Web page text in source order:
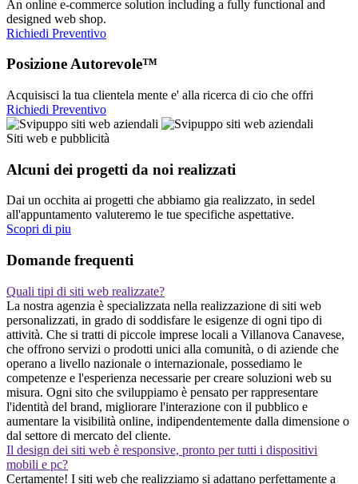
An online e-commerce solution including a fully functional and
designed web shop.
Richiedi Preventivo
Posizione Autorevole™
Acquisisci la tua clientela mente e' alla ricerca di cio che offri
Richiedi Preventivo
Siti web e pubblicità
Alcuni dei progetti da noi realizzati
Dai un occhita ai progetti che abbiamo gia realizzato, in sedel
all'appuntamento valuteremo le tue specifiche aspettative.
Scopri di piu
Domande frequenti
Quali tipi di siti web realizzate?
La nostra agenzia è specializzata nella realizzazione di siti web
personalizzati, in grado di soddisfare le esigenze di ogni tipo di
attività. Che si tratti di piccole imprese locali a Villanova Canavese,
che offrono servizi o prodotti unici alla comunità, o di aziende che
operano a livello nazionale o internazionale, possediamo le
competenze e l'esperienza necessarie per creare soluzioni web su
misura. Ogni sito che sviluppiamo è pensato per rappresentare
l'identità del brand, migliorare l'interazione con il pubblico e
aumentare la visibilità online, indipendentemente dalla dimensione o
dal settore di mercato del cliente.
Il design dei siti web è responsive, pronto per tutti i dispositivi
mobili e pc?
Certamente! I siti web che realizziamo si adattano perfettamente a